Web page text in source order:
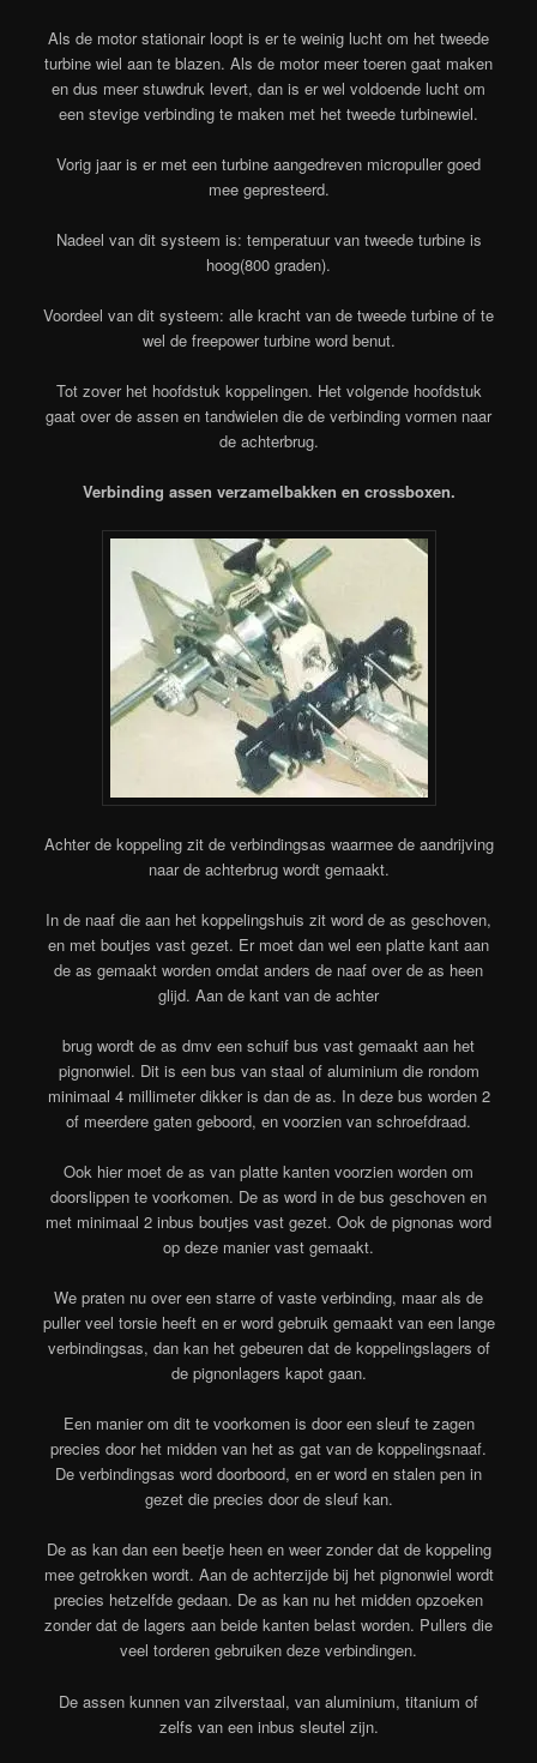
Als de motor stationair loopt is er te weinig lucht om het tweede
turbine wiel aan te blazen. Als de motor meer toeren gaat maken
en dus meer stuwdruk levert, dan is er wel voldoende lucht om
een stevige verbinding te maken met het tweede turbinewiel.
Vorig jaar is er met een turbine aangedreven micropuller goed
mee gepresteerd.
Nadeel van dit systeem is: temperatuur van tweede turbine is
hoog(800 graden).
Voordeel van dit systeem: alle kracht van de tweede turbine of te
wel de freepower turbine word benut.
Tot zover het hoofdstuk koppelingen. Het volgende hoofdstuk
gaat over de assen en tandwielen die de verbinding vormen naar
de achterbrug.
Verbinding assen verzamelbakken en crossboxen.
Achter de koppeling zit de verbindingsas waarmee de aandrijving
naar de achterbrug wordt gemaakt.
In de naaf die aan het koppelingshuis zit word de as geschoven,
en met boutjes vast gezet. Er moet dan wel een platte kant aan
de as gemaakt worden omdat anders de naaf over de as heen
glijd. Aan de kant van de achter
brug wordt de as dmv een schuif bus vast gemaakt aan het
pignonwiel. Dit is een bus van staal of aluminium die rondom
minimaal 4 millimeter dikker is dan de as. In deze bus worden 2
of meerdere gaten geboord, en voorzien van schroefdraad.
Ook hier moet de as van platte kanten voorzien worden om
doorslippen te voorkomen. De as word in de bus geschoven en
met minimaal 2 inbus boutjes vast gezet. Ook de pignonas word
op deze manier vast gemaakt.
We praten nu over een starre of vaste verbinding, maar als de
puller veel torsie heeft en er word gebruik gemaakt van een lange
verbindingsas, dan kan het gebeuren dat de koppelingslagers of
de pignonlagers kapot gaan.
Een manier om dit te voorkomen is door een sleuf te zagen
precies door het midden van het as gat van de koppelingsnaaf.
De verbindingsas word doorboord, en er word en stalen pen in
gezet die precies door de sleuf kan.
De as kan dan een beetje heen en weer zonder dat de koppeling
mee getrokken wordt. Aan de achterzijde bij het pignonwiel wordt
precies hetzelfde gedaan. De as kan nu het midden opzoeken
zonder dat de lagers aan beide kanten belast worden. Pullers die
veel torderen gebruiken deze verbindingen.
De assen kunnen van zilverstaal, van aluminium, titanium of
zelfs van een inbus sleutel zijn.